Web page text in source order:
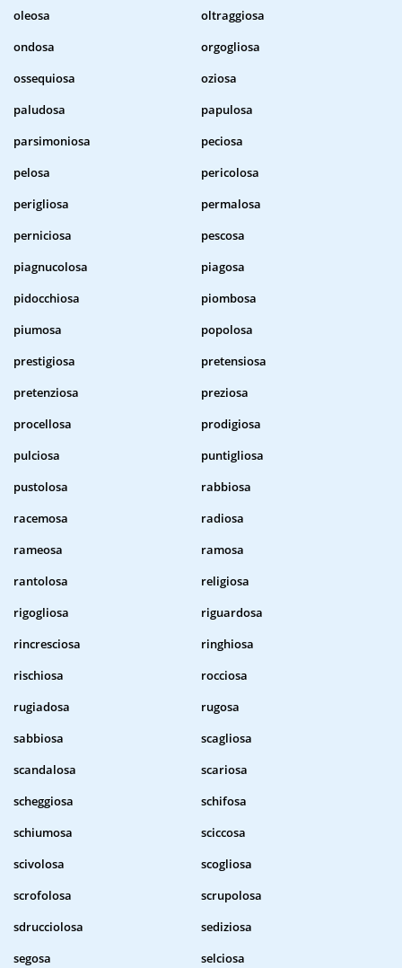
oleosa
oltraggiosa
ondosa
orgogliosa
ossequiosa
oziosa
paludosa
papulosa
parsimoniosa
peciosa
pelosa
pericolosa
perigliosa
permalosa
perniciosa
pescosa
piagnucolosa
piagosa
pidocchiosa
piombosa
piumosa
popolosa
prestigiosa
pretensiosa
pretenziosa
preziosa
procellosa
prodigiosa
pulciosa
puntigliosa
pustolosa
rabbiosa
racemosa
radiosa
rameosa
ramosa
rantolosa
religiosa
rigogliosa
riguardosa
rincresciosa
ringhiosa
rischiosa
rocciosa
rugiadosa
rugosa
sabbiosa
scagliosa
scandalosa
scariosa
scheggiosa
schifosa
schiumosa
sciccosa
scivolosa
scogliosa
scrofolosa
scrupolosa
sdrucciolosa
sediziosa
segosa
selciosa